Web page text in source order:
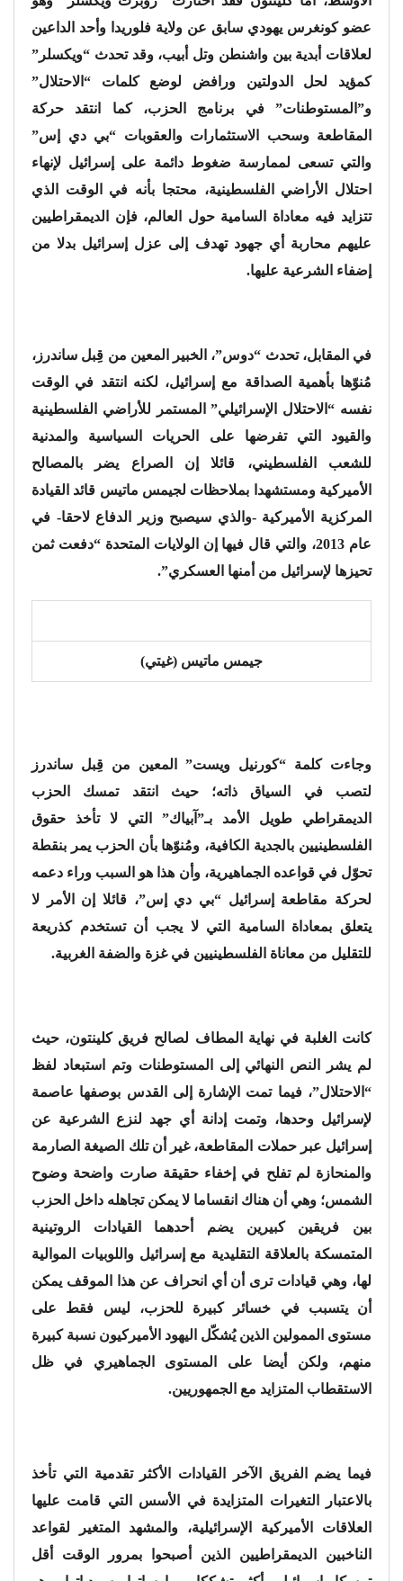
عضو كونغرس يهودي سابق عن ولاية فلوريدا وأحد الداعين
لعلاقات أبدية بين واشنطن وتل أبيب، وقد تحدث “ويكسلر”
كمؤيد لحل الدولتين ورافض لوضع كلمات “الاحتلال”
و”المستوطنات” في برنامج الحزب، كما انتقد حركة
المقاطعة وسحب الاستثمارات والعقوبات “بي دي إس”
والتي تسعى لممارسة ضغوط دائمة على إسرائيل لإنهاء
احتلال الأراضي الفلسطينية، محتجا بأنه في الوقت الذي
تتزايد فيه معاداة السامية حول العالم، فإن الديمقراطيين
عليهم محاربة أي جهود تهدف إلى عزل إسرائيل بدلا من
إضفاء الشرعية عليها.
في المقابل، تحدث “دوس”، الخبير المعين من قِبل ساندرز،
مُنوّها بأهمية الصداقة مع إسرائيل، لكنه انتقد في الوقت
نفسه “الاحتلال الإسرائيلي” المستمر للأراضي الفلسطينية
والقيود التي تفرضها على الحريات السياسية والمدنية
للشعب الفلسطيني، قائلا إن الصراع يضر بالمصالح
الأميركية ومستشهدا بملاحظات لجيمس ماتيس قائد القيادة
المركزية الأميركية -والذي سيصبح وزير الدفاع لاحقا- في
عام 2013، والتي قال فيها إن الولايات المتحدة “دفعت ثمن
تحيزها لإسرائيل من أمنها العسكري”.
جيمس ماتيس (غيتي)
وجاءت كلمة “كورنيل ويست” المعين من قِبل ساندرز
لتصب في السياق ذاته؛ حيث انتقد تمسك الحزب
الديمقراطي طويل الأمد بـ”آبياك” التي لا تأخذ حقوق
الفلسطينيين بالجدية الكافية، ومُنوّها بأن الحزب يمر بنقطة
تحوّل في قواعده الجماهيرية، وأن هذا هو السبب وراء دعمه
لحركة مقاطعة إسرائيل “بي دي إس”، قائلا إن الأمر لا
يتعلق بمعاداة السامية التي لا يجب أن تستخدم كذريعة
للتقليل من معاناة الفلسطينيين في غزة والضفة الغربية.
كانت الغلبة في نهاية المطاف لصالح فريق كلينتون، حيث
لم يشر النص النهائي إلى المستوطنات وتم استبعاد لفظ
“الاحتلال”، فيما تمت الإشارة إلى القدس بوصفها عاصمة
لإسرائيل وحدها، وتمت إدانة أي جهد لنزع الشرعية عن
إسرائيل عبر حملات المقاطعة، غير أن تلك الصيغة الصارمة
والمنحازة لم تفلح في إخفاء حقيقة صارت واضحة وضوح
الشمس؛ وهي أن هناك انقساما لا يمكن تجاهله داخل الحزب
بين فريقين كبيرين يضم أحدهما القيادات الروتينية
المتمسكة بالعلاقة التقليدية مع إسرائيل واللوبيات الموالية
لها، وهي قيادات ترى أن أي انحراف عن هذا الموقف يمكن
أن يتسبب في خسائر كبيرة للحزب، ليس فقط على
مستوى الممولين الذين يُشكّل اليهود الأميركيون نسبة كبيرة
منهم، ولكن أيضا على المستوى الجماهيري في ظل
الاستقطاب المتزايد مع الجمهوريين.
فيما يضم الفريق الآخر القيادات الأكثر تقدمية التي تأخذ
بالاعتبار التغيرات المتزايدة في الأسس التي قامت عليها
العلاقات الأميركية الإسرائيلية، والمشهد المتغير لقواعد
الناخبين الديمقراطيين الذين أصبحوا بمرور الوقت أقل